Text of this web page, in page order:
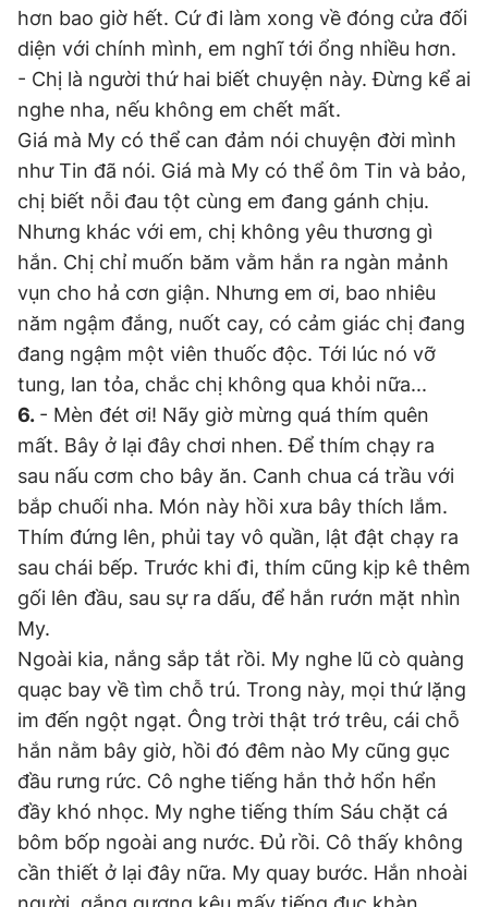
hơn bao giờ hết. Cứ đi làm xong về đóng cửa đối
diện với chính mình, em nghĩ tới ổng nhiều hơn.
- Chị là người thứ hai biết chuyện này. Đừng kể ai
nghe nha, nếu không em chết mất.
Giá mà My có thể can đảm nói chuyện đời mình
như Tin đã nói. Giá mà My có thể ôm Tin và bảo,
chị biết nỗi đau tột cùng em đang gánh chịu.
Nhưng khác với em, chị không yêu thương gì
hắn. Chị chỉ muốn băm vằm hắn ra ngàn mảnh
vụn cho hả cơn giận. Nhưng em ơi, bao nhiêu
năm ngậm đắng, nuốt cay, có cảm giác chị đang
đang ngậm một viên thuốc độc. Tới lúc nó vỡ
tung, lan tỏa, chắc chị không qua khỏi nữa...
6. - Mèn đét ơi! Nãy giờ mừng quá thím quên
mất. Bây ở lại đây chơi nhen. Để thím chạy ra
sau nấu cơm cho bây ăn. Canh chua cá trầu với
bắp chuối nha. Món này hồi xưa bây thích lắm.
Thím đứng lên, phủi tay vô quần, lật đật chạy ra
sau chái bếp. Trước khi đi, thím cũng kịp kê thêm
gối lên đầu, sau sự ra dấu, để hắn rướn mặt nhìn
My.
Ngoài kia, nắng sắp tắt rồi. My nghe lũ cò quàng
quạc bay về tìm chỗ trú. Trong này, mọi thứ lặng
im đến ngột ngạt. Ông trời thật trớ trêu, cái chỗ
hắn nằm bây giờ, hồi đó đêm nào My cũng gục
đầu rưng rức. Cô nghe tiếng hắn thở hổn hển
đầy khó nhọc. My nghe tiếng thím Sáu chặt cá
bôm bốp ngoài ang nước. Đủ rồi. Cô thấy không
cần thiết ở lại đây nữa. My quay bước. Hắn nhoài